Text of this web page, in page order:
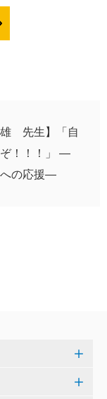
先生】「自
ぞ！！！」 —
への応援—